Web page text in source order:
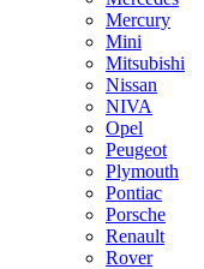
Mercury
Mini
Mitsubishi
Nissan
NIVA
Opel
Peugeot
Plymouth
Pontiac
Porsche
Renault
Rover